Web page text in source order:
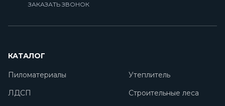
ЗАКАЗАТЬ ЗВОНОК
КАТАЛОГ
Пиломатериалы
Утеплитель
ЛДСП
Строительные леса